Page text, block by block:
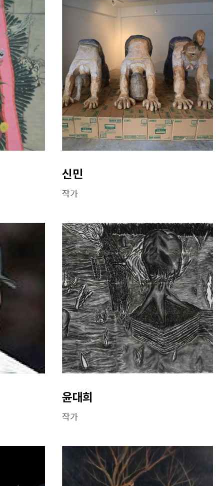
신민
작가
윤대희
작가